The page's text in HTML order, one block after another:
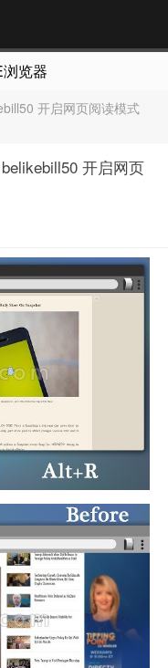
览器插件推荐网站，
开启网页阅读模式
开启网页